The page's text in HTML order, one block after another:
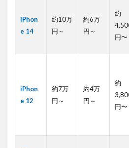
iPhon
e 14
約10万
円～
約6万
円～
約
円〜
iPhon
e 12
約7万
円～
約4万
円～
約
円〜